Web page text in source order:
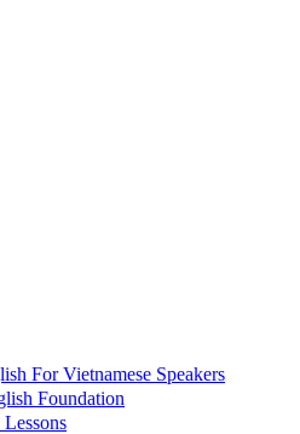
For Vietnamese Speakers
Foundation